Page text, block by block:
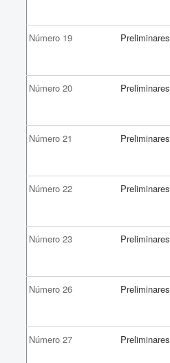
Número 19 Preliminares
Número 20 Preliminares
Número 21 Preliminares
Número 22 Preliminares
Número 23 Preliminares
Número 26 Preliminares
Número 27 Preliminares